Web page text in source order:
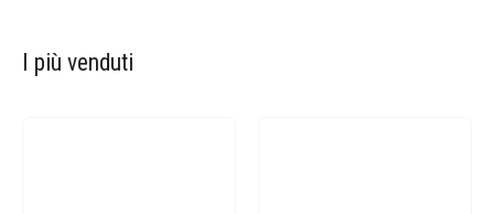
I più venduti